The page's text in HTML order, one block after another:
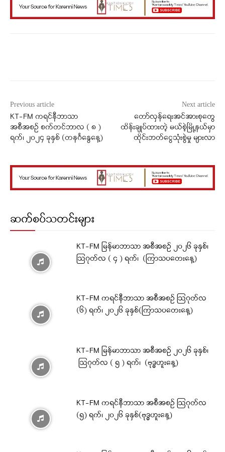
Previous article
KT-FM ကရင်နီဘာသာ
အစီအစဉ် စက်တင်ဘာလ ( ၈ )
ရက်၊ ၂၀၂၄ ခုနှစ် (တနင်္ဂနွေနေ့)
Next article
တော်လှန်ရေးအင်အားစုတွေ
ထိန်းချုပ်ထားတဲ့ မယ်စဲ့မြို့နယ်မှာ
ထိုင်းဘတ်ငွေသုံးစွဲမှု များလာ
ဆက်စပ်သတင်းများ
KT-FM မြန်မာဘာသာ အစီအစဉ် ၂၀၂၆ ခုနှစ်၊
ဩဂုတ်လ ( ၄ ) ရက်၊ (ကြာသပတေးနေ့)
KT-FM ကရင်နီဘာသာ အစီအစဉ် ဩဂုတ်လ
(၆) ရက်၊ ၂၀၂၆ ခုနှစ်(ကြာသပတေးနေ့)
KT-FM မြန်မာဘာသာ အစီအစဉ် ၂၀၂၆ ခုနှစ်၊
ဩဂုတ်လ ( ၅ ) ရက်၊ (ဗုဒ္ဓဟူးနေ့)
KT-FM ကရင်နီဘာသာ အစီအစဉ် ဩဂုတ်လ
(၅) ရက်၊ ၂၀၂၆ ခုနှစ်(ဗုဒ္ဓဟူးနေ့)